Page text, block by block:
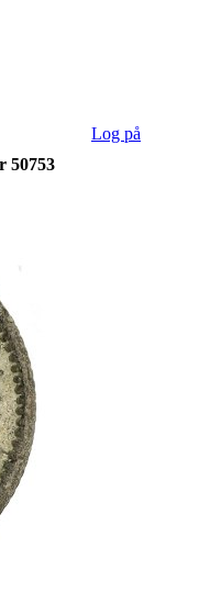
Log på
50753